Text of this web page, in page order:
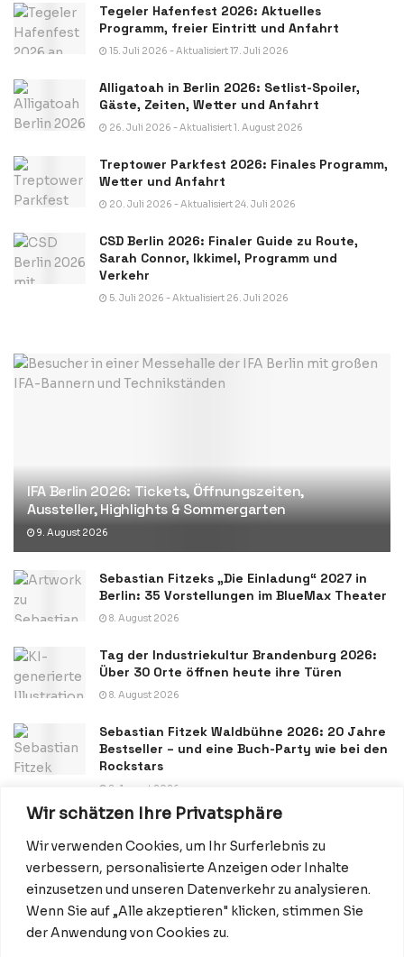
Wir schätzen Ihre Privatsphäre
Wir verwenden Cookies, um Ihr Surferlebnis zu
verbessern, personalisierte Anzeigen oder Inhalte
einzusetzen und unseren Datenverkehr zu analysieren.
Wenn Sie auf „Alle akzeptieren" klicken, stimmen Sie
der Anwendung von Cookies zu.
Tegeler Hafenfest 2026: Aktuelles
Programm, freier Eintritt und Anfahrt
15. Juli 2026 - Aktualisiert 17. Juli 2026
Alligatoah in Berlin 2026: Setlist-Spoiler,
Gäste, Zeiten, Wetter und Anfahrt
26. Juli 2026 - Aktualisiert 1. August 2026
Treptower Parkfest 2026: Finales Programm,
Wetter und Anfahrt
20. Juli 2026 - Aktualisiert 24. Juli 2026
CSD Berlin 2026: Finaler Guide zu Route,
Sarah Connor, Ikkimel, Programm und
Verkehr
5. Juli 2026 - Aktualisiert 26. Juli 2026
IFA Berlin 2026: Tickets, Öffnungszeiten,
Aussteller, Highlights & Sommergarten
9. August 2026
Sebastian Fitzeks „Die Einladung“ 2027 in
Berlin: 35 Vorstellungen im BlueMax Theater
8. August 2026
Tag der Industriekultur Brandenburg 2026:
Über 30 Orte öffnen heute ihre Türen
8. August 2026
Sebastian Fitzek Waldbühne 2026: 20 Jahre
Bestseller – und eine Buch-Party wie bei den
Rockstars
8. August 2026
Datenschutzerklärung Impressum Startseite